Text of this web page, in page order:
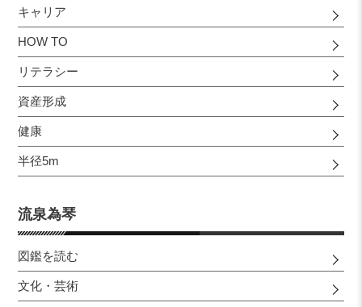
キャリア
HOW TO
リテラシー
資産形成
健康
半径5m
流泉為琴
図鑑を読む
文化・芸術